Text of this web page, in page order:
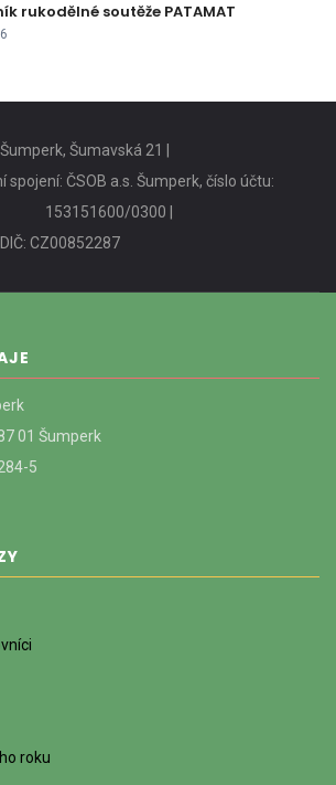
rukodělné soutěže PATAMAT
Šumavská 21 |
spojení: ČSOB a.s. Šumperk, číslo účtu:
153151600/0300 |
DIČ: CZ00852287
01 Šumperk
5
roku